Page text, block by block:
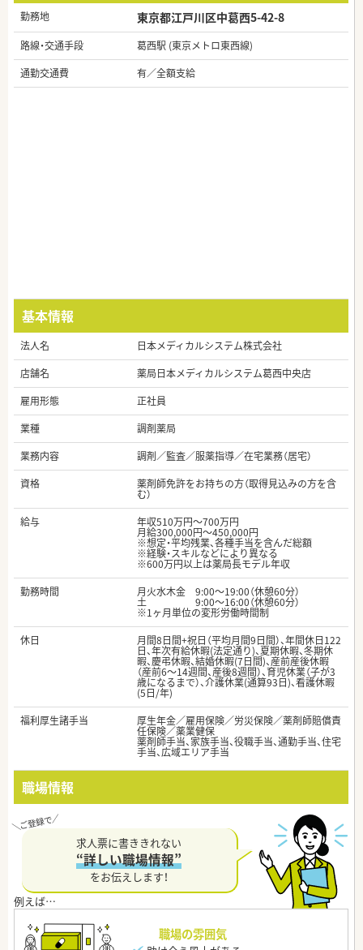
勤務地 東京都江戸川区中葛西5-42-8
路線・交通手段
葛西駅 (東京メトロ東西線)
通勤交通費
有／全額支給
基本情報
法人名
日本メディカルシステム株式会社
店舗名
薬局日本メディカルシステム葛西中央店
雇用形態
正社員
業種
調剤薬局
業務内容
調剤／監査／服薬指導／在宅業務（居宅）
資格
薬剤師免許をお持ちの方（取得見込みの方を含
む）
給与
年収510万円～700万円
月給300,000円～450,000円
※想定・平均残業、各種手当を含んだ総額
※経験・スキルなどにより異なる
※600万円以上は薬局長モデル年収
勤務時間
月火水木金 9:00～19:00（休憩60分）
土 9:00～16:00（休憩60分）
※1ヶ月単位の変形労働時間制
休日
月間8日間+祝日（平均月間9日間）、年間休日122
日、年次有給休暇(法定通り)、夏期休暇、冬期休
暇、慶弔休暇、結婚休暇(7日間)、産前産後休暇
（産前6～14週間、産後8週間）、育児休業（子が3
歳になるまで）、介護休業(通算93日)、看護休暇
(5日/年)
福利厚生諸手当
厚生年金／雇用保険／労災保険／薬剤師賠償責
任保険／薬業健保
薬剤師手当、家族手当、役職手当、通勤手当、住宅
手当、広域エリア手当
職場情報
求人票に書ききれない
“詳しい職場情報”
をお伝えします！
職場の雰囲気